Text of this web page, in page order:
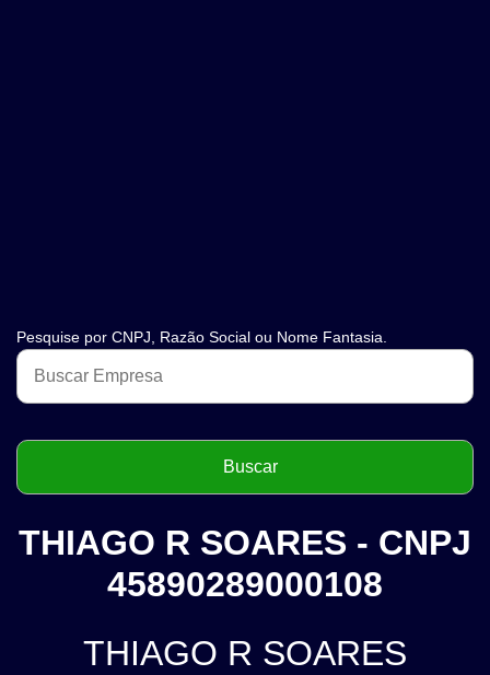
Pesquise por CNPJ, Razão Social ou Nome Fantasia.
THIAGO R SOARES - CNPJ
45890289000108
THIAGO R SOARES